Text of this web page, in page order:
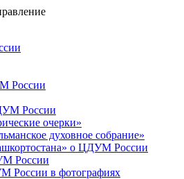
России
России
очерки»
духовное собрание»
о ЦДУМ России
России
России в фотографиях